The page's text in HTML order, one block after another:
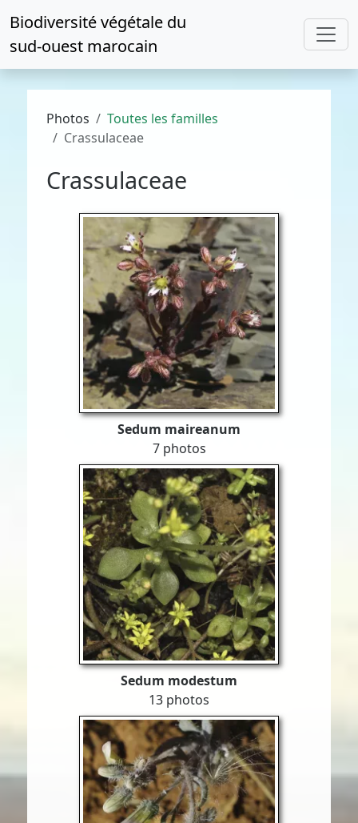
Biodiversité végétale du
sud-ouest marocain
Photos
Toutes les familles
Crassulaceae
Crassulaceae
Sedum maireanum
7 photos
Sedum modestum
13 photos